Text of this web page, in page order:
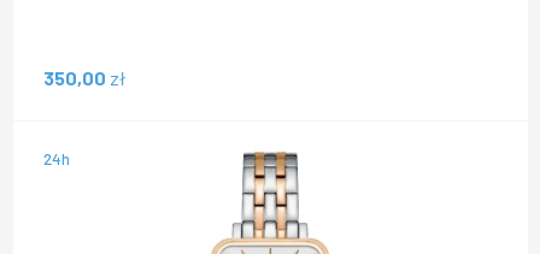
350,00 zł
24h